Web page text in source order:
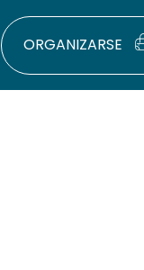
ORGANIZARSE